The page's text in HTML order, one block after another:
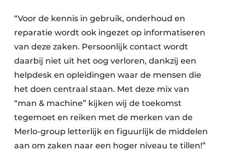
“Voor de kennis in gebruik, onderhoud en
reparatie wordt ook ingezet op informatiseren
van deze zaken. Persoonlijk contact wordt
daarbij niet uit het oog verloren, dankzij een
helpdesk en opleidingen waar de mensen die
het doen centraal staan. Met deze mix van
“man & machine” kijken wij de toekomst
tegemoet en reiken met de merken van de
Merlo-group letterlijk en figuurlijk de middelen
aan om zaken naar een hoger niveau te tillen!”